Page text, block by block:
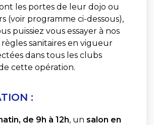
les portes de leur dojo ou
(voir programme ci-dessous),
puissiez vous essayer à nos
règles sanitaires en vigueur
dans tous les clubs
cette opération.
:
de 9h à 12h, un salon en